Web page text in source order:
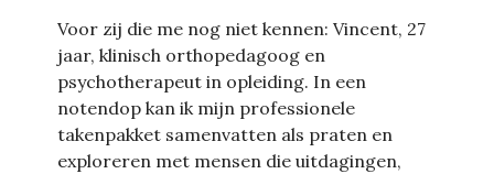
Voor zij die me nog niet kennen: Vincent, 27
jaar, klinisch orthopedagoog en
psychotherapeut in opleiding. In een
notendop kan ik mijn professionele
takenpakket samenvatten als praten en
exploreren met mensen die uitdagingen,